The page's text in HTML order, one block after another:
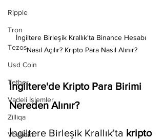
Ripple
Tron
Tezos
Usd Coin
Tether
Vadeli İşlemler
Zilliqa
Vechain
İngiltere Birleşik Krallık'ta Binance Hesabı
Nasıl Açılır? Kripto Para Nasıl Alınır?
İngiltere'de Kripto Para Birimi
Nereden Alınır?
İngiltere Birleşik Krallık'ta kripto